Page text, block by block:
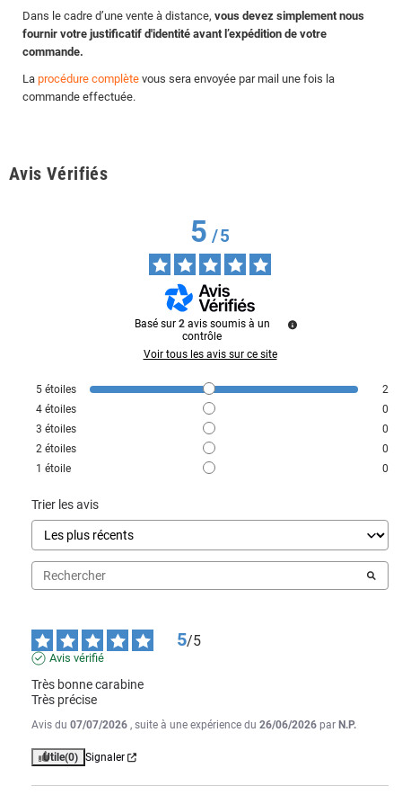
Dans le cadre d’une vente à distance, vous devez simplement nous
fournir votre justificatif d'identité avant l’expédition de votre
commande.
La procédure complète vous sera envoyée par mail une fois la
commande effectuée.
Avis Vérifiés
5/5
Basé sur 2 avis soumis à un
contrôle
Voir tous les avis sur ce site
5 étoiles
2
4 étoiles
0
3 étoiles
0
2 étoiles
0
1 étoile 0
Trier les avis
5/5
Avis vérifié
Très bonne carabine
Très précise
Avis du 07/07/2026 , suite à une expérience du 26/06/2026 par N.P.
Utile(0) Signaler